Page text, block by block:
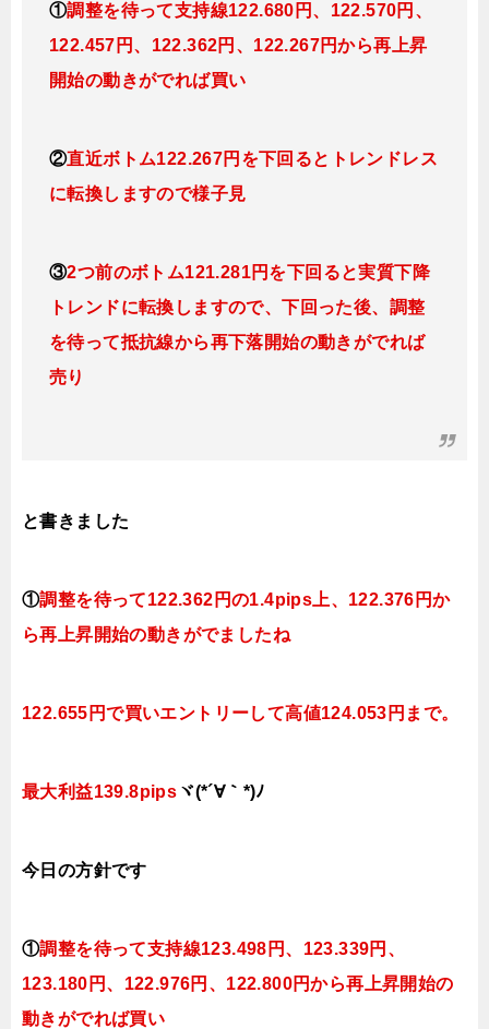
①調整を待って支持線122.680円、122.570円、
122.457円、122.362円、122.267円から再上昇
開始の動きがでれば買い
②直近ボトム122.267円を下回るとトレンドレス
に転換しますので様子見
③2つ前のボトム121.281円を下回ると実質下降
トレンドに転換 しますので、下回った後、調整
を待って抵抗線から再下落開始の動きがでれば
売り
と書きました
①調整を待って122.362円の1.4pips上、122.376円か
ら再上昇開始の動きがでましたね
122.655円で買いエントリーして高値124.053円まで。
最大利益139.8pips ヾ(*´∀｀*)ﾉ
今日 の方針です
①調整を待って支持線123.498円、123.339円、
123.180円、122.976円、122.800円から再上昇開始の
動きがでれば買い